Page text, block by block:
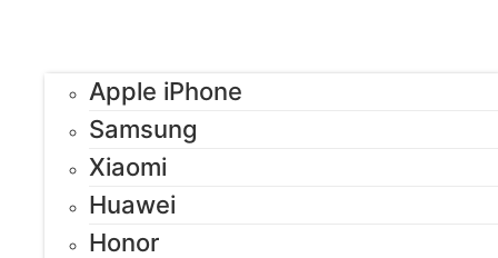
Apple iPhone
Samsung
Xiaomi
Huawei
Honor